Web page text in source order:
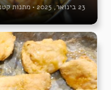
23 בינואר, 2025 • מתנות